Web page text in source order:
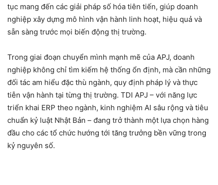
tục mang đến các giải pháp số hóa tiên tiến, giúp doanh
nghiệp xây dựng mô hình vận hành linh hoạt, hiệu quả và
sẵn sàng trước mọi biến động thị trường.
Trong giai đoạn chuyển mình mạnh mẽ của APJ, doanh
nghiệp không chỉ tìm kiếm hệ thống ổn định, mà cần những
đối tác am hiểu đặc thù ngành, quy định pháp lý và thực
tiễn vận hành tại từng thị trường. TDI APJ – với năng lực
triển khai ERP theo ngành, kinh nghiệm AI sâu rộng và tiêu
chuẩn kỷ luật Nhật Bản – đang trở thành một lựa chọn hàng
đầu cho các tổ chức hướng tới tăng trưởng bền vững trong
kỷ nguyên số.